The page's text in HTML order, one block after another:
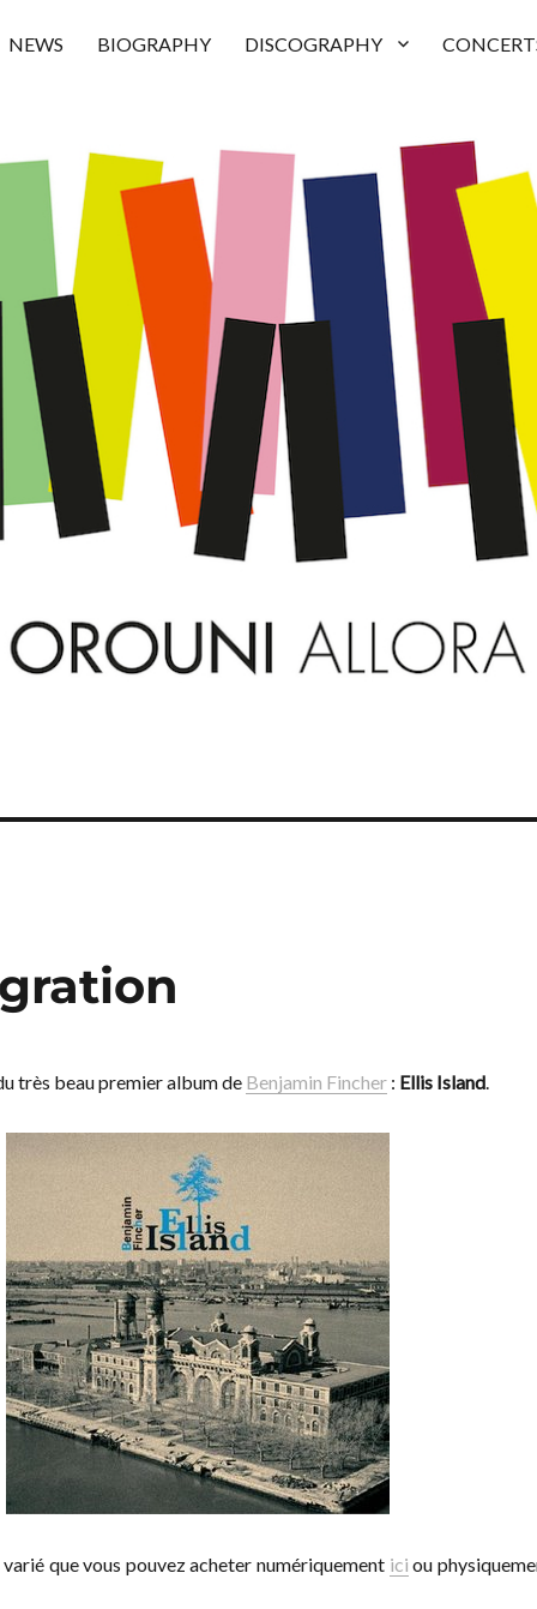
NEWS BIOGRAPHY DISCOGRAPHY
très beau premier album de Benjamin Fincher: Ellis Island.
varié que vous pouvez acheter numériquement ici ou